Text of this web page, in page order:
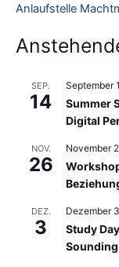
c
h
Anlaufstelle
SEP.
14
September
Summer
Digital
NOV.
26
November
DEZ.
3
Dezember 3
Study